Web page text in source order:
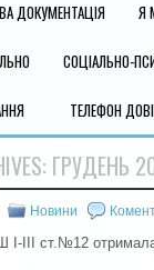
ДОКУМЕНТАЦІЯ Я
СОЦІАЛЬНО-
ТЕЛЕФОН
ГРУДЕНЬ
Новини
ІІІ ст.№12